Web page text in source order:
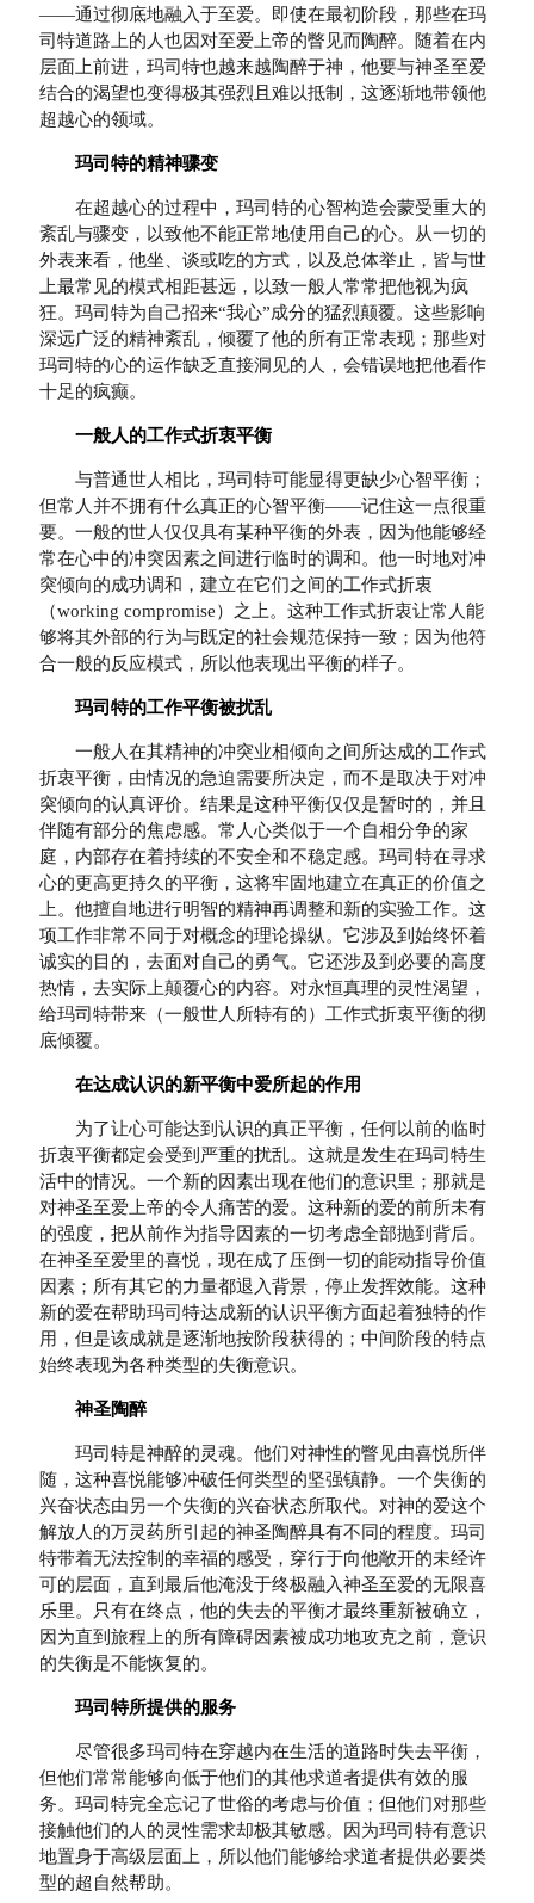
——通过彻底地融入于至爱。即使在最初阶段，那些在玛
司特道路上的人也因对至爱上帝的瞥见而陶醉。随着在内
层面上前进，玛司特也越来越陶醉于神，他要与神圣至爱
结合的渴望也变得极其强烈且难以抵制，这逐渐地带领他
超越心的领域。
玛司特的精神骤变
在超越心的过程中，玛司特的心智构造会蒙受重大的
紊乱与骤变，以致他不能正常地使用自己的心。从一切的
外表来看，他坐、谈或吃的方式，以及总体举止，皆与世
上最常见的模式相距甚远，以致一般人常常把他视为疯
狂。玛司特为自己招来“我心”成分的猛烈颠覆。这些影响
深远广泛的精神紊乱，倾覆了他的所有正常表现；那些对
玛司特的心的运作缺乏直接洞见的人，会错误地把他看作
十足的疯癫。
一般人的工作式折衷平衡
与普通世人相比，玛司特可能显得更缺少心智平衡；
但常人并不拥有什么真正的心智平衡——记住这一点很重
要。一般的世人仅仅具有某种平衡的外表，因为他能够经
常在心中的冲突因素之间进行临时的调和。他一时地对冲
突倾向的成功调和，建立在它们之间的工作式折衷
（working compromise）之上。这种工作式折衷让常人能
够将其外部的行为与既定的社会规范保持一致；因为他符
合一般的反应模式，所以他表现出平衡的样子。
玛司特的工作平衡被扰乱
一般人在其精神的冲突业相倾向之间所达成的工作式
折衷平衡，由情况的急迫需要所决定，而不是取决于对冲
突倾向的认真评价。结果是这种平衡仅仅是暂时的，并且
伴随有部分的焦虑感。常人心类似于一个自相分争的家
庭，内部存在着持续的不安全和不稳定感。玛司特在寻求
心的更高更持久的平衡，这将牢固地建立在真正的价值之
上。他擅自地进行明智的精神再调整和新的实验工作。这
项工作非常不同于对概念的理论操纵。它涉及到始终怀着
诚实的目的，去面对自己的勇气。它还涉及到必要的高度
热情，去实际上颠覆心的内容。对永恒真理的灵性渴望，
给玛司特带来（一般世人所特有的）工作式折衷平衡的彻
底倾覆。
在达成认识的新平衡中爱所起的作用
为了让心可能达到认识的真正平衡，任何以前的临时
折衷平衡都定会受到严重的扰乱。这就是发生在玛司特生
活中的情况。一个新的因素出现在他们的意识里；那就是
对神圣至爱上帝的令人痛苦的爱。这种新的爱的前所未有
的强度，把从前作为指导因素的一切考虑全部抛到背后。
在神圣至爱里的喜悦，现在成了压倒一切的能动指导价值
因素；所有其它的力量都退入背景，停止发挥效能。这种
新的爱在帮助玛司特达成新的认识平衡方面起着独特的作
用，但是该成就是逐渐地按阶段获得的；中间阶段的特点
始终表现为各种类型的失衡意识。
神圣陶醉
玛司特是神醉的灵魂。他们对神性的瞥见由喜悦所伴
随，这种喜悦能够冲破任何类型的坚强镇静。一个失衡的
兴奋状态由另一个失衡的兴奋状态所取代。对神的爱这个
解放人的万灵药所引起的神圣陶醉具有不同的程度。玛司
特带着无法控制的幸福的感受，穿行于向他敞开的未经许
可的层面，直到最后他淹没于终极融入神圣至爱的无限喜
乐里。只有在终点，他的失去的平衡才最终重新被确立，
因为直到旅程上的所有障碍因素被成功地攻克之前，意识
的失衡是不能恢复的。
玛司特所提供的服务
尽管很多玛司特在穿越内在生活的道路时失去平衡，
但他们常常能够向低于他们的其他求道者提供有效的服
务。玛司特完全忘记了世俗的考虑与价值；但他们对那些
接触他们的人的灵性需求却极其敏感。因为玛司特有意识
地置身于高级层面上，所以他们能够给求道者提供必要类
型的超自然帮助。